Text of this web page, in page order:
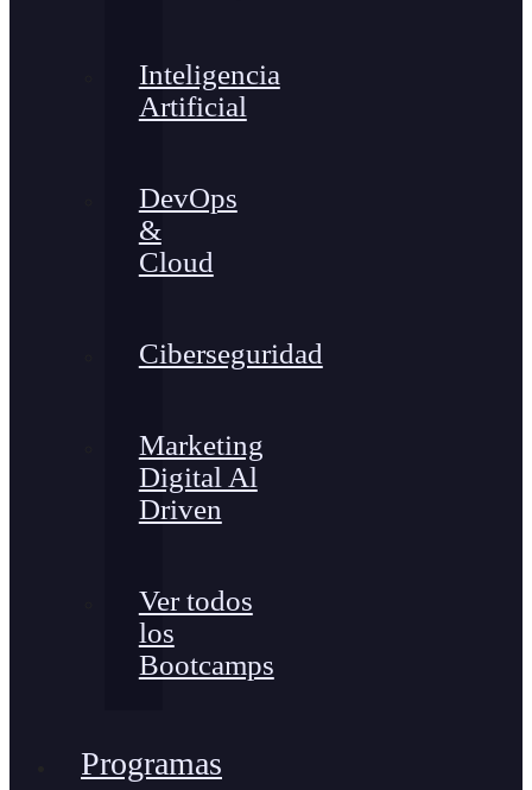
Inteligencia
Artificial
DevOps
&
Cloud
Ciberseguridad
Marketing
Digital Al
Driven
Ver todos
los
Bootcamps
Programas